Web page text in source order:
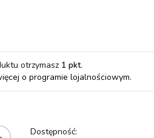
otrzymasz 1 pkt.
o programie lojalnościowym.
Dostępność: